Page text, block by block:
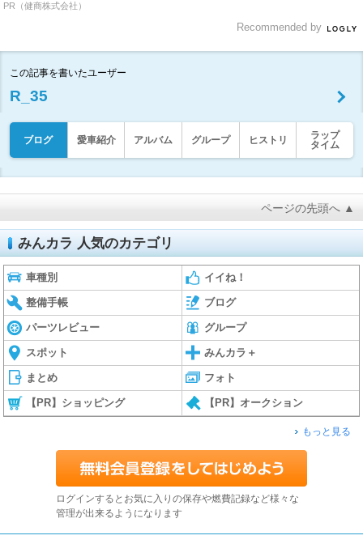
PR（健商株式会社）
Recommended by
この記事を書いたユーザー
R_35
ブログ 愛車紹介 アルバム グループ ヒストリ
ラップ
タイム
ページの先頭へ ▲
みんカラ 人気のカテゴリ
車種別 イイね！
整備手帳 ブログ
パーツレビュー グループ
スポット みんカラ＋
まとめ フォト
【PR】ショッピング 【PR】オークション
もっと見る
ログインするとお気に入りの保存や燃費記録など様々な
管理が出来るようになります